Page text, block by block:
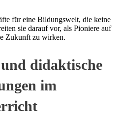
für eine Bildungswelt, die keine
sie darauf vor, als Pioniere auf
Zukunft zu wirken.
didaktische
im